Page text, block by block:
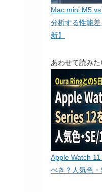
Mac mini M5
分析する性能
新】
あわせて読みた
Apple Watch
べき？人気色